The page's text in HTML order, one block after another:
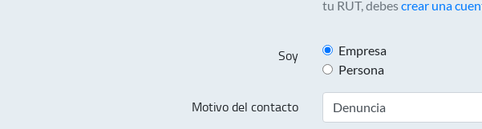
tu RUT, debescrear una
Soy
Empresa
Persona
Motivo del contacto